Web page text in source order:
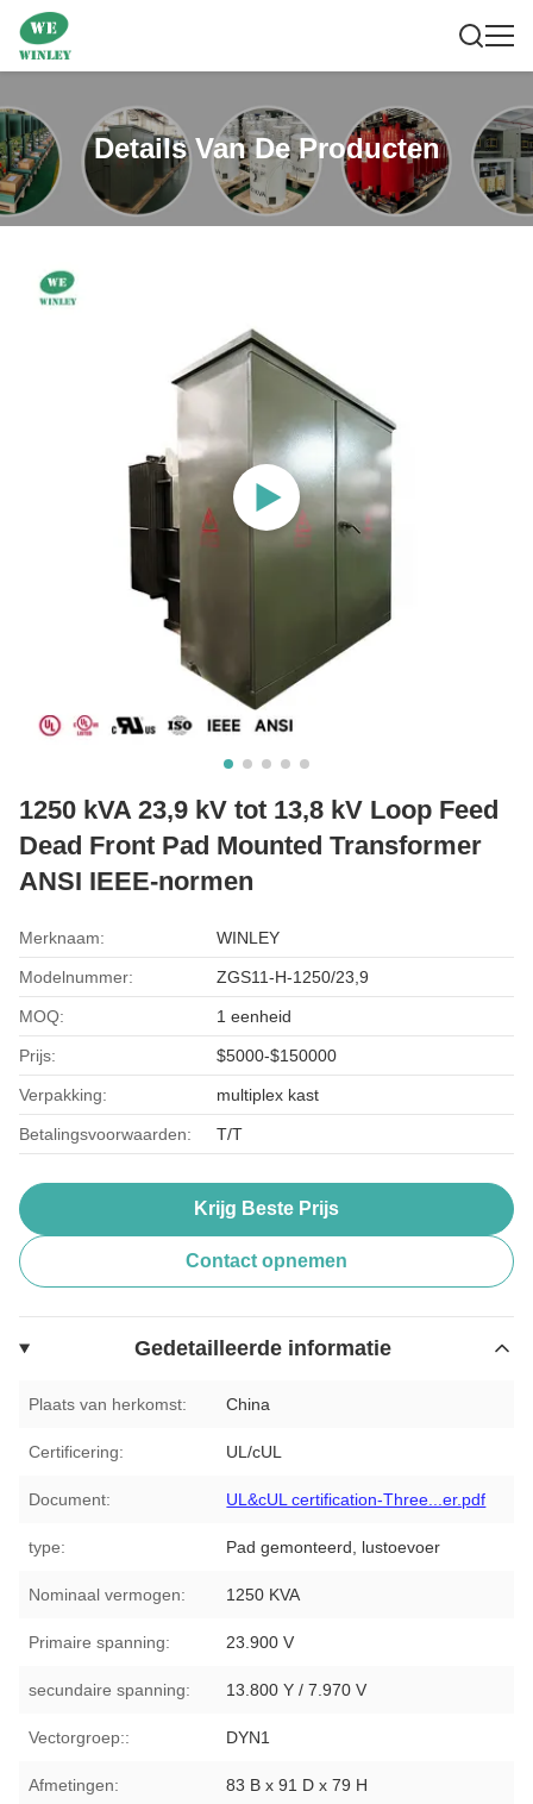
Details Van De Producten
1250 kVA 23,9 kV tot 13,8 kV Loop Feed
Dead Front Pad Mounted Transformer
ANSI IEEE-normen
Merknaam: WINLEY
Modelnummer: ZGS11-H-1250/23,9
MOQ: 1 eenheid
Prijs: $5000-$150000
Verpakking: multiplex kast
Betalingsvoorwaarden: T/T
Krijg Beste Prijs
Contact opnemen
Gedetailleerde informatie
Plaats van herkomst: China
Certificering: UL/cUL
Document: UL&cUL certification-Three...er.pdf
type: Pad gemonteerd, lustoevoer
Nominaal vermogen: 1250 KVA
Primaire spanning: 23.900 V
secundaire spanning: 13.800 Y / 7.970 V
Vectorgroep:: DYN1
Afmetingen: 83 B x 91 D x 79 H